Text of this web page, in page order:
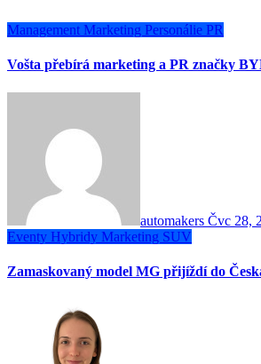
Management Marketing Personálie PR
Vošta přebírá marketing a PR značky
automakers Čvc 28,
Eventy Hybridy Marketing SUV
Zamaskovaný model MG přijíždí do